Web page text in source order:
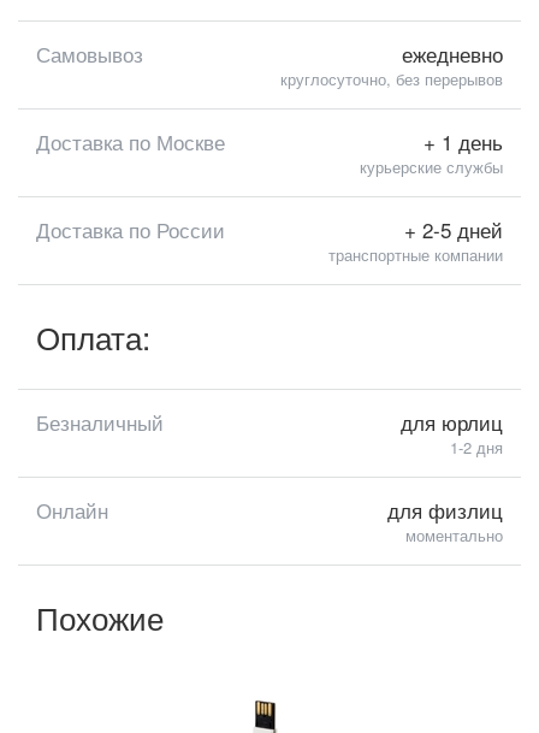
Самовывоз ежедневно
круглосуточно, без перерывов
Доставка по Москве + 1 день
курьерские службы
Доставка по России + 2-5 дней
транспортные компании
Оплата:
Безналичный для юрлиц
1-2 дня
Онлайн для физлиц
моментально
Похожие